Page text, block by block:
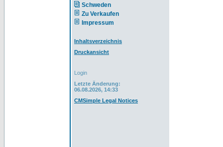
Schweden
Zu Verkaufen
Impressum
Inhaltsverzeichnis
Druckansicht
Login
Letzte Änderung:
06.08.2026, 14:33
CMSimple Legal Notices